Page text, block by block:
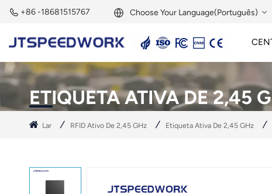
+86 -18681515767 Choose Your Language(Português)
English
Français
Deutsch
ETIQUETA ATIVA DE 2,45
Lar RFID Ativo De 2,45 GHz Etiqueta Ativa De 2,45 GHz